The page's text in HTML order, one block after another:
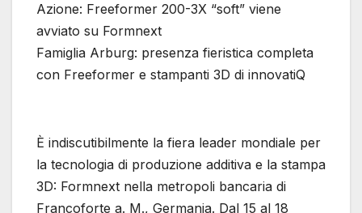
Azione: Freeformer 200-3X “soft” viene
avviato su Formnext
Famiglia Arburg: presenza fieristica completa
con Freeformer e stampanti 3D di innovatiQ
È indiscutibilmente la fiera leader mondiale per
la tecnologia di produzione additiva e la stampa
3D: Formnext nella metropoli bancaria di
Francoforte a. M., Germania. Dal 15 al 18